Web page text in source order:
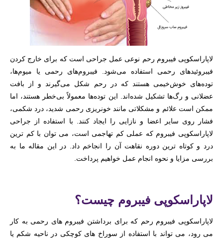
لاپاراسکوپی فیبروم رحم نوعی عمل جراحی است که برای خارج کردن
فیبروئیدهای رحمی استفاده می‌شود. فیبروم‌های رحمی یا میوم‌ها،
توده‌های خوش‌خیمی هستند که در رحم شکل می‌گیرند و از بافت
عضلانی و رگ‌ها تشکیل شده‌اند. این توده‌ها معمولاً بی‌خطر هستند، اما
ممکن است علائم و مشکلاتی مانند خونریزی رحمی شدید، درد شکمی،
فشار روی سایر اعضا و نازایی را ایجاد کنند. با استفاده از جراحی
لاپاراسکوپی فیبروم که عملی کم تهاجمی است، می توان با کم ترین
درد و کوتاه ترین دوره نقاهت آن را انجاخم داد. در این مقاله ما به
بررسی مزایا و نحوه انجام عمل خواهیم پرداخت.
لاپاراسکوپی فیبروم چیست؟
لاپاراسکوپی فیبروم رحم که برای برداشتن فیبروم های رحمی به کار
می رود، می تواند با استفاده از سوراخ های کوچکی در ناحیه شکم یا